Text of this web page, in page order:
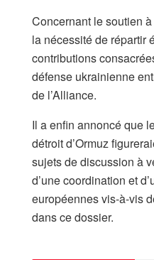
Concernant le soutien
la nécessité de répartir
contributions
défense ukrainienne
de l’Alliance.
Il a enfin annoncé que
détroit d’Ormuz
sujets de discussion à
d’une coordination et
européennes vis-à-vis
dans ce dossier.